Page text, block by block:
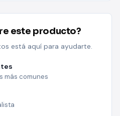
este producto?
está aquí para ayudarte.
más comunes